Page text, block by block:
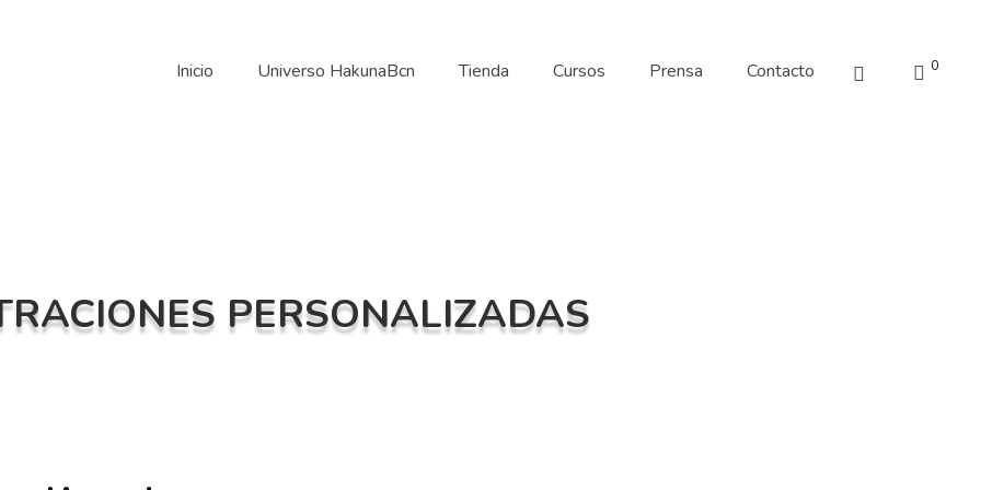
Inicio Universo HakunaBcn Tienda Cursos Prensa Contacto 0
PERSONALIZADAS